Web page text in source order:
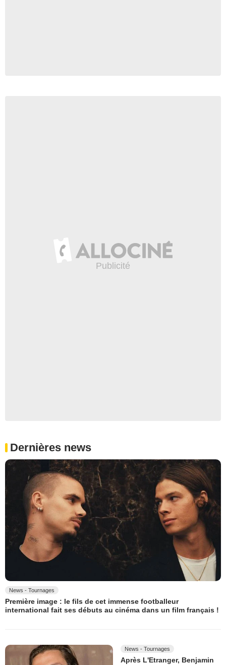
Dernières news
News - Tournages
Première image : le fils de cet immense footballeur
international fait ses débuts au cinéma dans un film français !
News - Tournages
Après L'Etranger, Benjamin